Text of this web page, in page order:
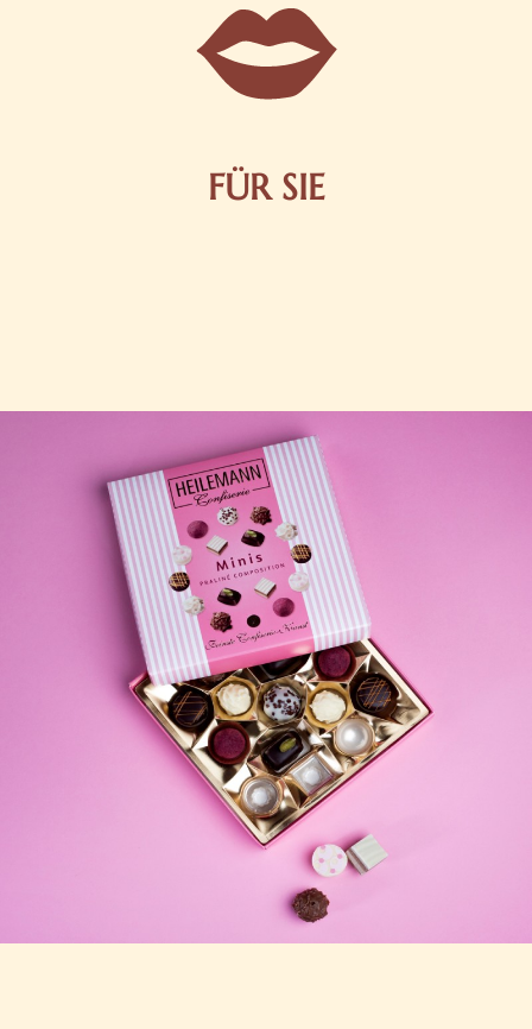
FÜR SIE